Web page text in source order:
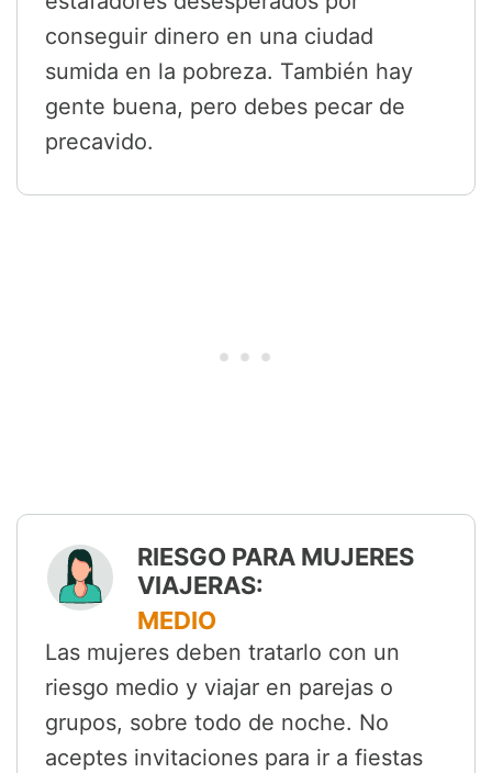
conseguir dinero en una ciudad
sumida en la pobreza. También hay
gente buena, pero debes pecar de
precavido.
RIESGO PARA MUJERES
VIAJERAS:
MEDIO
Las mujeres deben tratarlo con un
riesgo medio y viajar en parejas o
grupos, sobre todo de noche. No
aceptes invitaciones para ir a fiestas